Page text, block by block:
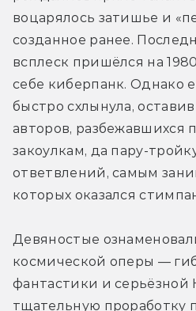
воцарялось затишье и
созданное ранее.
всплеск пришёлся на
себе киберпанк. Однако
быстро схлынула,
авторов, разбежавшихся
закоулкам, да пару-
ответвлений, самым
которых оказался
Девяностые
космической оперы —
фантастики и серьёзной
тщательную проработку